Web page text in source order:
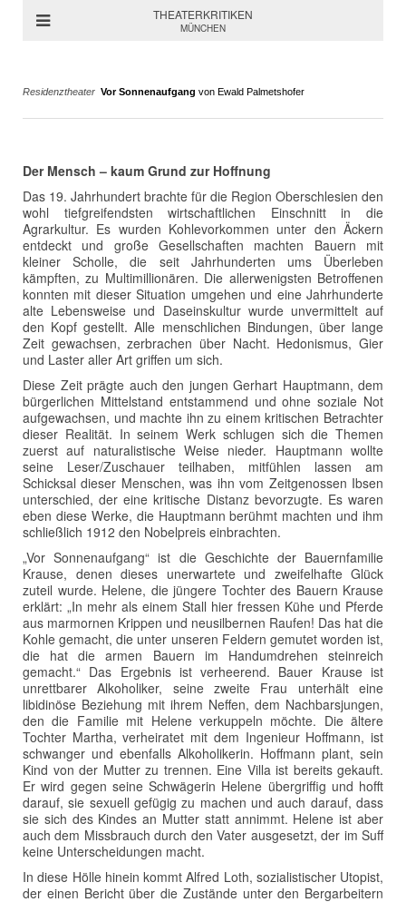
THEATERKRITIKEN
MÜNCHEN
Residenztheater Vor Sonnenaufgang von Ewald Palmetshofer
Der Mensch – kaum Grund zur Hoffnung
Das 19. Jahrhundert brachte für die Region Oberschlesien den
wohl tiefgreifendsten wirtschaftlichen Einschnitt in die
Agrarkultur. Es wurden Kohlevorkommen unter den Äckern
entdeckt und große Gesellschaften machten Bauern mit
kleiner Scholle, die seit Jahrhunderten ums Überleben
kämpften, zu Multimillionären. Die allerwenigsten Betroffenen
konnten mit dieser Situation umgehen und eine Jahrhunderte
alte Lebensweise und Daseinskultur wurde unvermittelt auf
den Kopf gestellt. Alle menschlichen Bindungen, über lange
Zeit gewachsen, zerbrachen über Nacht. Hedonismus, Gier
und Laster aller Art griffen um sich.
Diese Zeit prägte auch den jungen Gerhart Hauptmann, dem
bürgerlichen Mittelstand entstammend und ohne soziale Not
aufgewachsen, und machte ihn zu einem kritischen Betrachter
dieser Realität. In seinem Werk schlugen sich die Themen
zuerst auf naturalistische Weise nieder. Hauptmann wollte
seine Leser/Zuschauer teilhaben, mitfühlen lassen am
Schicksal dieser Menschen, was ihn vom Zeitgenossen Ibsen
unterschied, der eine kritische Distanz bevorzugte. Es waren
eben diese Werke, die Hauptmann berühmt machten und ihm
schließlich 1912 den Nobelpreis einbrachten.
„Vor Sonnenaufgang“ ist die Geschichte der Bauernfamilie
Krause, denen dieses unerwartete und zweifelhafte Glück
zuteil wurde. Helene, die jüngere Tochter des Bauern Krause
erklärt: „In mehr als einem Stall hier fressen Kühe und Pferde
aus marmornen Krippen und neusilbernen Raufen! Das hat die
Kohle gemacht, die unter unseren Feldern gemutet worden ist,
die hat die armen Bauern im Handumdrehen steinreich
gemacht.“ Das Ergebnis ist verheerend. Bauer Krause ist
unrettbarer Alkoholiker, seine zweite Frau unterhält eine
libidinöse Beziehung mit ihrem Neffen, dem Nachbarsjungen,
den die Familie mit Helene verkuppeln möchte. Die ältere
Tochter Martha, verheiratet mit dem Ingenieur Hoffmann, ist
schwanger und ebenfalls Alkoholikerin. Hoffmann plant, sein
Kind von der Mutter zu trennen. Eine Villa ist bereits gekauft.
Er wird gegen seine Schwägerin Helene übergriffig und hofft
darauf, sie sexuell gefügig zu machen und auch darauf, dass
sie sich des Kindes an Mutter statt annimmt. Helene ist aber
auch dem Missbrauch durch den Vater ausgesetzt, der im Suff
keine Unterscheidungen macht.
In diese Hölle hinein kommt Alfred Loth, sozialistischer Utopist,
der einen Bericht über die Zustände unter den Bergarbeitern